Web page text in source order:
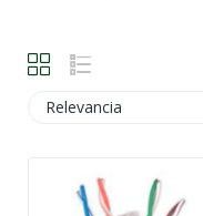
Relevancia